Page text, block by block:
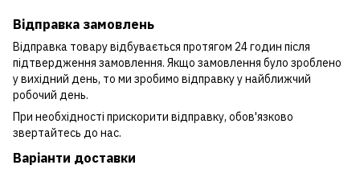
Відправка замовлень
Відправка товару відбувається протягом 24 годин після
підтвердження замовлення. Якщо замовлення було зроблено
у вихідний день, то ми зробимо відправку у найближчий
робочий день.
При необхідності прискорити відправку, обов'язково
звертайтесь до нас.
Варіанти доставки